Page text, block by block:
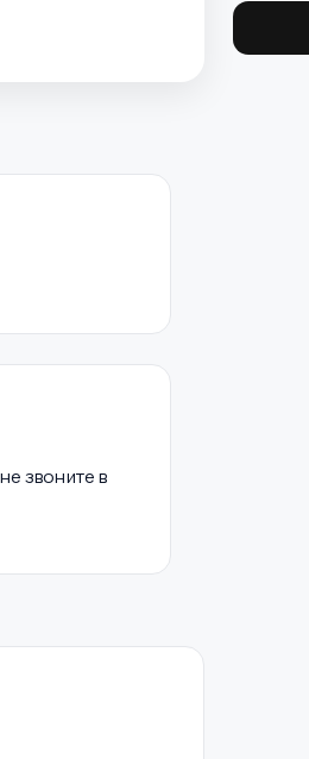
звоните в